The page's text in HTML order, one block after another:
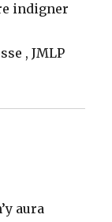
indigner
, JMLP
aura